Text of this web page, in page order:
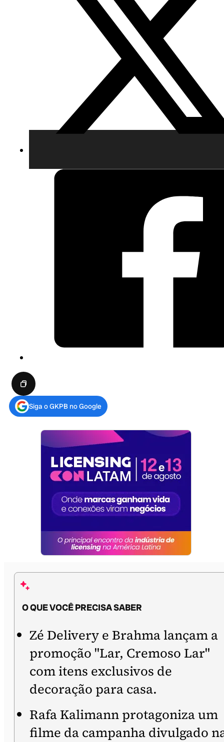
Siga o GKPB no Google
O QUE VOCÊ PRECISA SABER
Zé Delivery e Brahma lançam a
promoção "Lar, Cremoso Lar"
com itens exclusivos de
decoração para casa.
Rafa Kalimann protagoniza um
filme da campanha divulgado